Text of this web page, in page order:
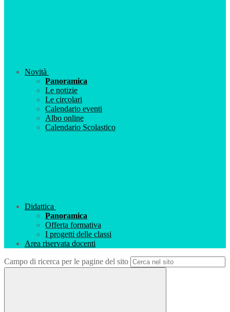
Novità
Panoramica
Le notizie
Le circolari
Calendario eventi
Albo online
Calendario Scolastico
Didattica
Panoramica
Offerta formativa
I progetti delle classi
Area riservata docenti
Campo di ricerca per le pagine del sito